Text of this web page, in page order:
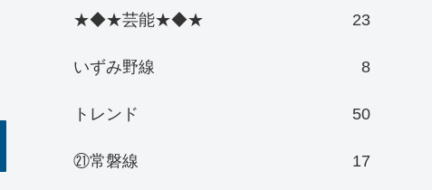
★◆★芸能★◆★ 23
いずみ野線 8
トレンド 50
㉑常磐線 17